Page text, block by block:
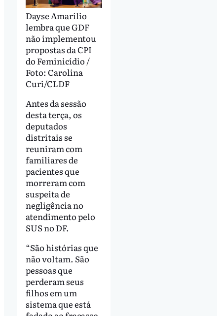
Dayse Amarílio
lembra que GDF
não implementou
propostas da CPI
do Feminicídio /
Foto: Carolina
Curi/CLDF
Antes da sessão
desta terça, os
deputados
distritais se
reuniram com
familiares de
pacientes que
morreram com
suspeita de
negligência no
atendimento pelo
SUS no DF.
“São histórias que
não voltam. São
pessoas que
perderam seus
filhos em um
sistema que está